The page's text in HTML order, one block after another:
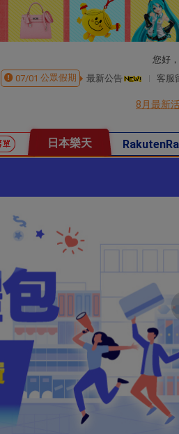
您好，
07/01 公眾假期 最新公告 客服
8月最新
日本樂天